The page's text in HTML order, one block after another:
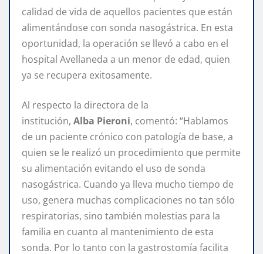
calidad de vida de aquellos pacientes que están
alimentándose con sonda nasogástrica. En esta
oportunidad, la operación se llevó a cabo en el
hospital Avellaneda a un menor de edad, quien
ya se recupera exitosamente.
Al respecto la directora de la
institución, Alba Pieroni, comentó: “Hablamos
de un paciente crónico con patología de base, a
quien se le realizó un procedimiento que permite
su alimentación evitando el uso de sonda
nasogástrica. Cuando ya lleva mucho tiempo de
uso, genera muchas complicaciones no tan sólo
respiratorias, sino también molestias para la
familia en cuanto al mantenimiento de esta
sonda. Por lo tanto con la gastrostomía facilita